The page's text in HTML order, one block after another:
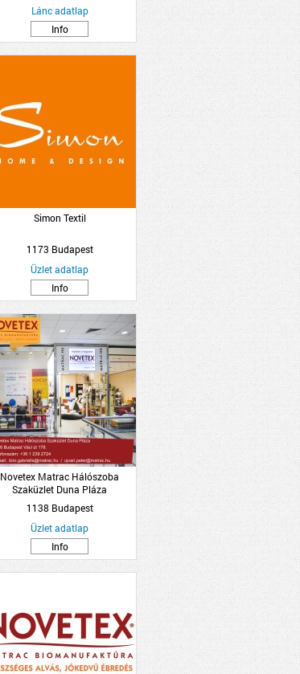
Lánc adatlap
Info
Simon Textil
1173 Budapest
Üzlet adatlap
Info
Novetex Matrac Hálószoba
Szaküzlet Duna Pláza
1138 Budapest
Üzlet adatlap
Info